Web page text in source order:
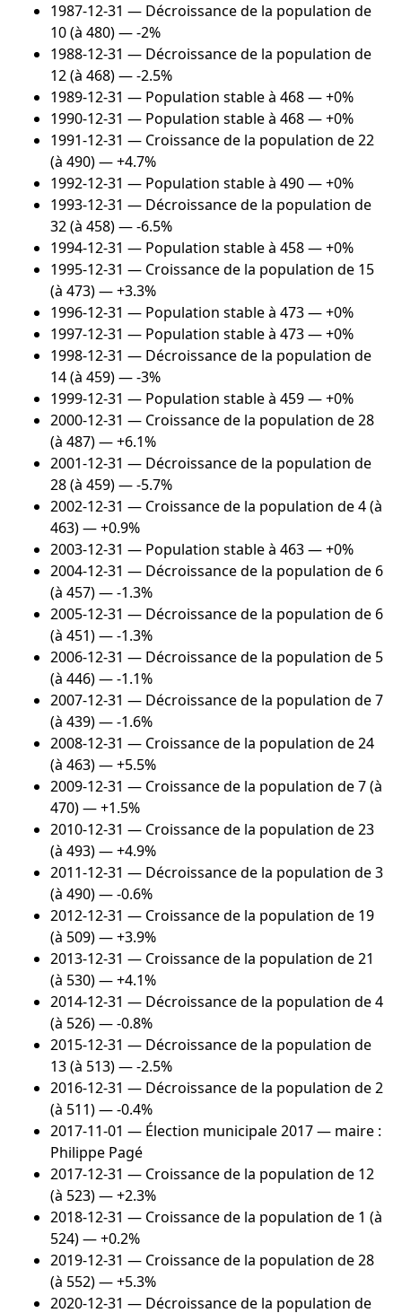
1987-12-31 — Décroissance de la population de
10 (à 480) — -2%
1988-12-31 — Décroissance de la population de
12 (à 468) — -2.5%
1989-12-31 — Population stable à 468 — +0%
1990-12-31 — Population stable à 468 — +0%
1991-12-31 — Croissance de la population de 22
(à 490) — +4.7%
1992-12-31 — Population stable à 490 — +0%
1993-12-31 — Décroissance de la population de
32 (à 458) — -6.5%
1994-12-31 — Population stable à 458 — +0%
1995-12-31 — Croissance de la population de 15
(à 473) — +3.3%
1996-12-31 — Population stable à 473 — +0%
1997-12-31 — Population stable à 473 — +0%
1998-12-31 — Décroissance de la population de
14 (à 459) — -3%
1999-12-31 — Population stable à 459 — +0%
2000-12-31 — Croissance de la population de 28
(à 487) — +6.1%
2001-12-31 — Décroissance de la population de
28 (à 459) — -5.7%
2002-12-31 — Croissance de la population de 4 (à
463) — +0.9%
2003-12-31 — Population stable à 463 — +0%
2004-12-31 — Décroissance de la population de 6
(à 457) — -1.3%
2005-12-31 — Décroissance de la population de 6
(à 451) — -1.3%
2006-12-31 — Décroissance de la population de 5
(à 446) — -1.1%
2007-12-31 — Décroissance de la population de 7
(à 439) — -1.6%
2008-12-31 — Croissance de la population de 24
(à 463) — +5.5%
2009-12-31 — Croissance de la population de 7 (à
470) — +1.5%
2010-12-31 — Croissance de la population de 23
(à 493) — +4.9%
2011-12-31 — Décroissance de la population de 3
(à 490) — -0.6%
2012-12-31 — Croissance de la population de 19
(à 509) — +3.9%
2013-12-31 — Croissance de la population de 21
(à 530) — +4.1%
2014-12-31 — Décroissance de la population de 4
(à 526) — -0.8%
2015-12-31 — Décroissance de la population de
13 (à 513) — -2.5%
2016-12-31 — Décroissance de la population de 2
(à 511) — -0.4%
2017-11-01 — Élection municipale 2017 — maire :
Philippe Pagé
2017-12-31 — Croissance de la population de 12
(à 523) — +2.3%
2018-12-31 — Croissance de la population de 1 (à
524) — +0.2%
2019-12-31 — Croissance de la population de 28
(à 552) — +5.3%
2020-12-31 — Décroissance de la population de